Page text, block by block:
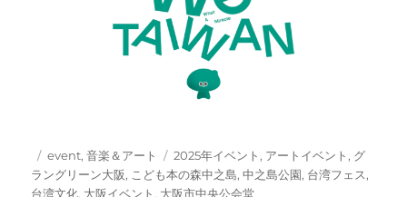
投
稿
日:
カ
テ
ゴ
event,音楽＆アート
タ
グ
2025年イベント, アートイベント, グ
ラングリーン大阪, こども本の森中之島,中之島公園, 台湾フェス,
台湾文化, 大阪イベント , 大阪市中央公会堂